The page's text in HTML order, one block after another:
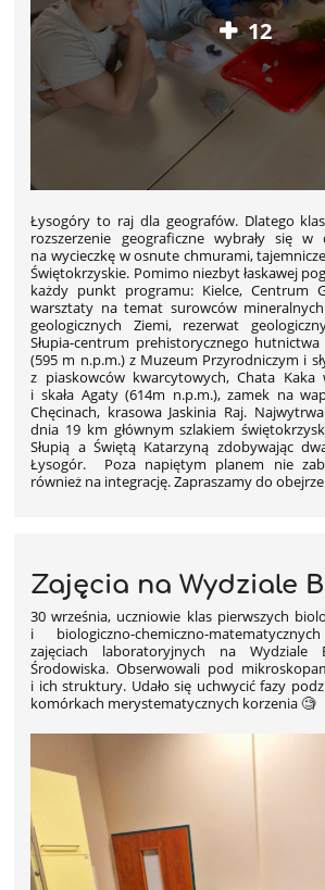
12
Łysogóry to raj dla geografów. Dlatego
rozszerzenie geograficzne wybrały się w
na wycieczkę w osnute chmurami,
Świętokrzyskie. Pomimo niezbyt łaskawej
każdy punkt programu: Kielce, Centrum
warsztaty na temat surowców
geologicznych Ziemi, rezerwat
Słupia-centrum prehistorycznego hutnictwa
(595 m n.p.m.) z Muzeum Przyrodniczym i
z piaskowców kwarcytowych, Chata Kaka
i skała Agaty (614m n.p.m.), zamek na
Chęcinach, krasowa Jaskinia Raj.
dnia 19 km głównym szlakiem
Słupią a Świętą Katarzyną zdobywając
Łysogór. Poza napiętym planem nie
również na integrację. Zapraszamy do
Zajęcia na Wydziale
30 września, uczniowie klas pierwszych
i biologiczno-chemiczno-
zajęciach laboratoryjnych na
Środowiska. Obserwowali pod
i ich struktury. Udało się uchwycić fazy
komórkach merystematycznych korzenia 🧐